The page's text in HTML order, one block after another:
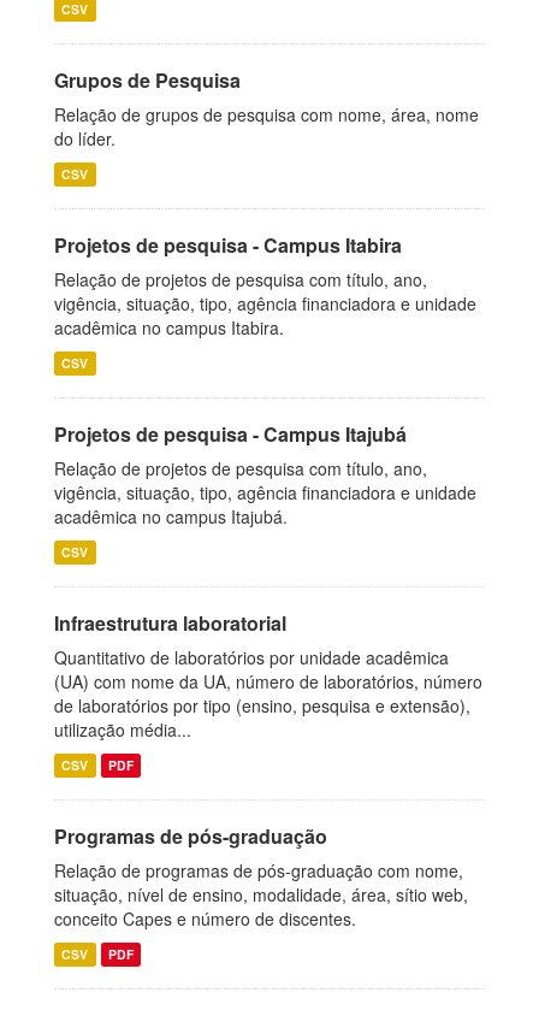
CSV
Grupos de Pesquisa
Relação de grupos de pesquisa com nome, área, nome
do líder.
CSV
Projetos de pesquisa - Campus Itabira
Relação de projetos de pesquisa com título, ano,
vigência, situação, tipo, agência financiadora e unidade
acadêmica no campus Itabira.
CSV
Projetos de pesquisa - Campus Itajubá
Relação de projetos de pesquisa com título, ano,
vigência, situação, tipo, agência financiadora e unidade
acadêmica no campus Itajubá.
CSV
Infraestrutura laboratorial
Quantitativo de laboratórios por unidade acadêmica
(UA) com nome da UA, número de laboratórios, número
de laboratórios por tipo (ensino, pesquisa e extensão),
utilização média...
CSV PDF
Programas de pós-graduação
Relação de programas de pós-graduação com nome,
situação, nível de ensino, modalidade, área, sítio web,
conceito Capes e número de discentes.
CSV PDF